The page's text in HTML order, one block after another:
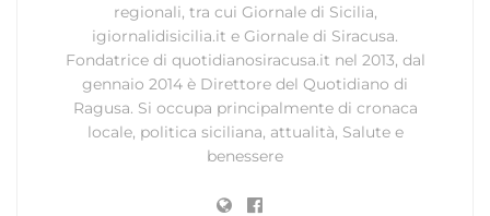
Garantire la sicurezza, prevenire e
rilevare frodi, correggere errori, Erogare
e presentare pubblicità e contenuto,
Salvare e comunicare le scelte sulla
privacy.
Sempre attivo
regionali, tra cui Giornale di Sicilia,
igiornalidisicilia.it e Giornale di Siracusa.
Fondatrice di quotidianosiracusa.it nel 2013, dal
gennaio 2014 è Direttore del Quotidiano di
Ragusa. Si occupa principalmente di cronaca
locale, politica siciliana, attualità, Salute e
benessere